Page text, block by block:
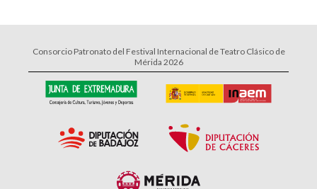
Consorcio Patronato del Festival Internacional de Teatro Clásico de
Mérida 2026